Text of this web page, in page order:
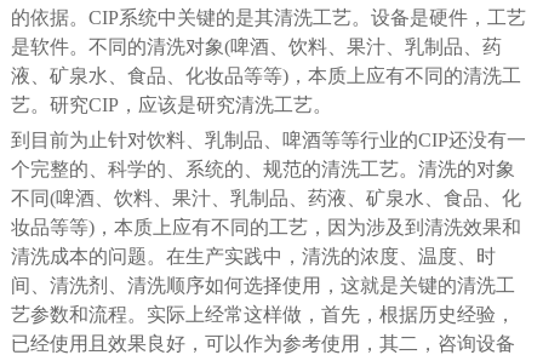
的依据。CIP系统中关键的是其清洗工艺。设备是硬件，工艺
是软件。不同的清洗对象(啤酒、饮料、果汁、乳制品、药
液、矿泉水、食品、化妆品等等)，本质上应有不同的清洗工
艺。研究CIP，应该是研究清洗工艺。
到目前为止针对饮料、乳制品、啤酒等等行业的CIP还没有一
个完整的、科学的、系统的、规范的清洗工艺。清洗的对象
不同(啤酒、饮料、果汁、乳制品、药液、矿泉水、食品、化
妆品等等)，本质上应有不同的工艺，因为涉及到清洗效果和
清洗成本的问题。在生产实践中，清洗的浓度、温度、时
间、清洗剂、清洗顺序如何选择使用，这就是关键的清洗工
艺参数和流程。实际上经常这样做，首先，根据历史经验，
已经使用且效果良好，可以作为参考使用，其二，咨询设备